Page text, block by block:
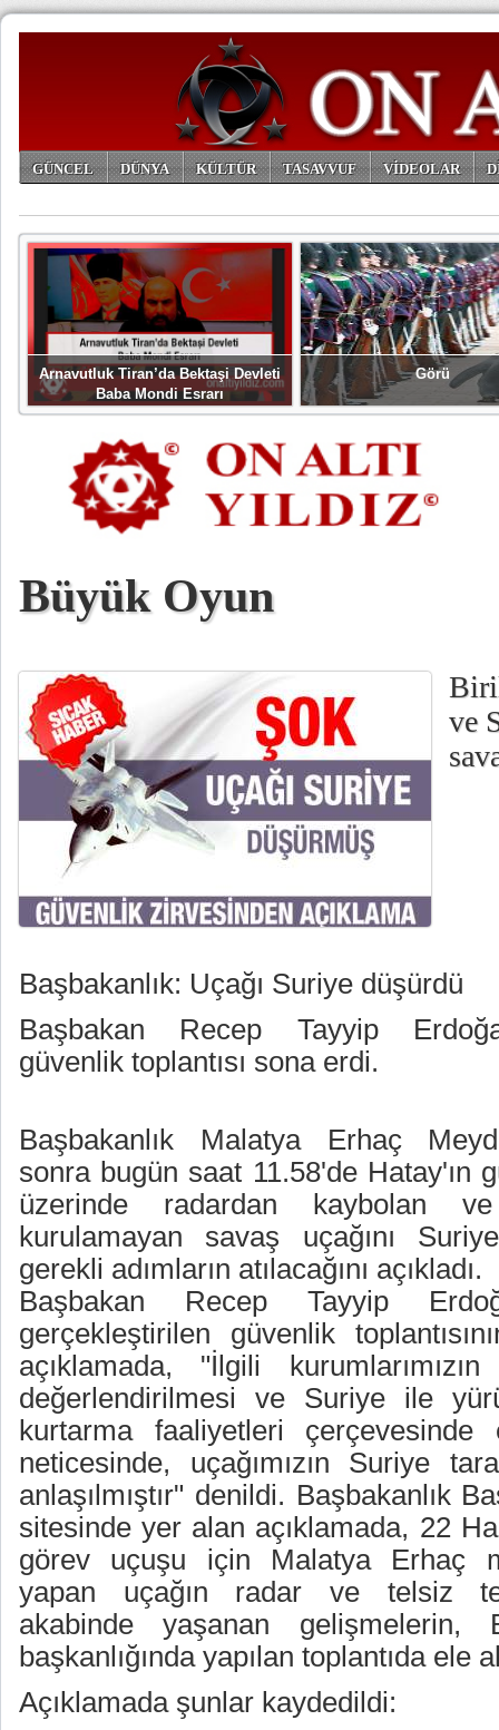
GÜNCEL DÜNYA KÜLTÜR TASAVVUF VİDEOLAR
Arnavutluk Tiran’da Bektaşi Devleti
Baba Mondi Esrarı
Görü
Büyük Oyun
ve
Başbakanlık: Uçağı Suriye düşürdü
Başbakan Recep Tayyip
güvenlik toplantısı sona erdi.
Başbakanlık Malatya Erhaç
sonra bugün saat 11.58'de Hatay'ın
üzerinde radardan kaybolan
kurulamayan savaş uçağını
gerekli adımların atılacağını açıkladı.
Başbakan Recep Tayyip
gerçekleştirilen güvenlik
açıklamada, "İlgili
değerlendirilmesi ve Suriye ile
kurtarma faaliyetleri
neticesinde, uçağımızın Suriye
anlaşılmıştır" denildi. Başbakanlık
sitesinde yer alan açıklamada, 22
görev uçuşu için Malatya Erhaç
yapan uçağın radar ve telsiz
akabinde yaşanan gelişmelerin,
başkanlığında yapılan toplantıda ele
Açıklamada şunlar kaydedildi: